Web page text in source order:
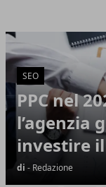
Articoli in Evidenza
SEO
PPC nel
l’agenzia
investire
di - Redazione